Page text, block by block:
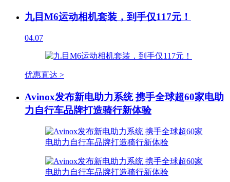
九目M6运动相机套装，到手仅117元！
04.07
优惠直达 >
Avinox发布新电助力系统 携手全球超60家电助
力自行车品牌打造骑行新体验